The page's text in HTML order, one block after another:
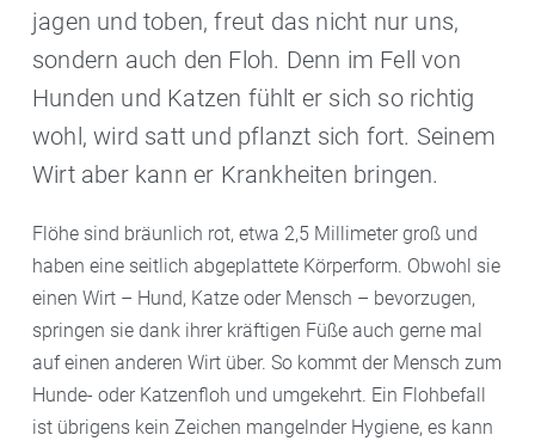
jagen und toben, freut das nicht nur uns,
sondern auch den Floh. Denn im Fell von
Hunden und Katzen fühlt er sich so richtig
wohl, wird satt und pflanzt sich fort. Seinem
Wirt aber kann er Krankheiten bringen.
Flöhe sind bräunlich rot, etwa 2,5 Millimeter groß und
haben eine seitlich abgeplattete Körperform. Obwohl sie
einen Wirt – Hund, Katze oder Mensch – bevorzugen,
springen sie dank ihrer kräftigen Füße auch gerne mal
auf einen anderen Wirt über. So kommt der Mensch zum
Hunde- oder Katzenfloh und umgekehrt. Ein Flohbefall
ist übrigens kein Zeichen mangelnder Hygiene, es kann